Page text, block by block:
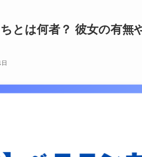
ちとは何者？ 彼女の有